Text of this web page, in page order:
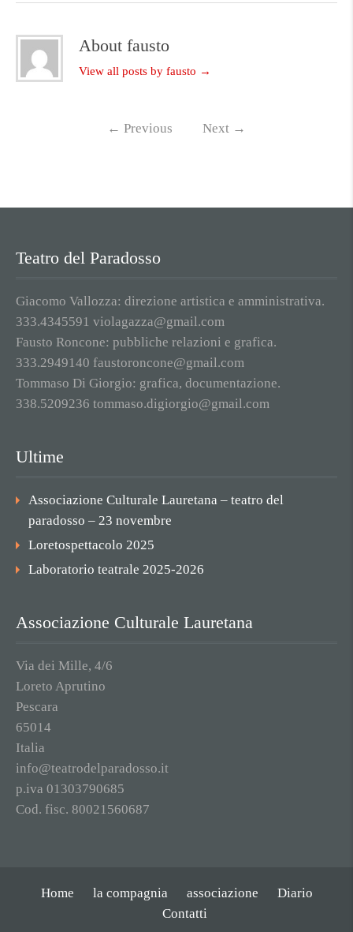
About fausto
View all posts by fausto →
← Previous Next →
Teatro del Paradosso
Giacomo Vallozza: direzione artistica e amministrativa.
333.4345591 violagazza@gmail.com
Fausto Roncone: pubbliche relazioni e grafica.
333.2949140 faustoroncone@gmail.com
Tommaso Di Giorgio: grafica, documentazione.
338.5209236 tommaso.digiorgio@gmail.com
Ultime
Associazione Culturale Lauretana – teatro del
paradosso – 23 novembre
Loretospettacolo 2025
Laboratorio teatrale 2025-2026
Associazione Culturale Lauretana
Via dei Mille, 4/6
Loreto Aprutino
Pescara
65014
Italia
info@teatrodelparadosso.it
p.iva 01303790685
Cod. fisc. 80021560687
Home la compagnia associazione
Diario
Contatti